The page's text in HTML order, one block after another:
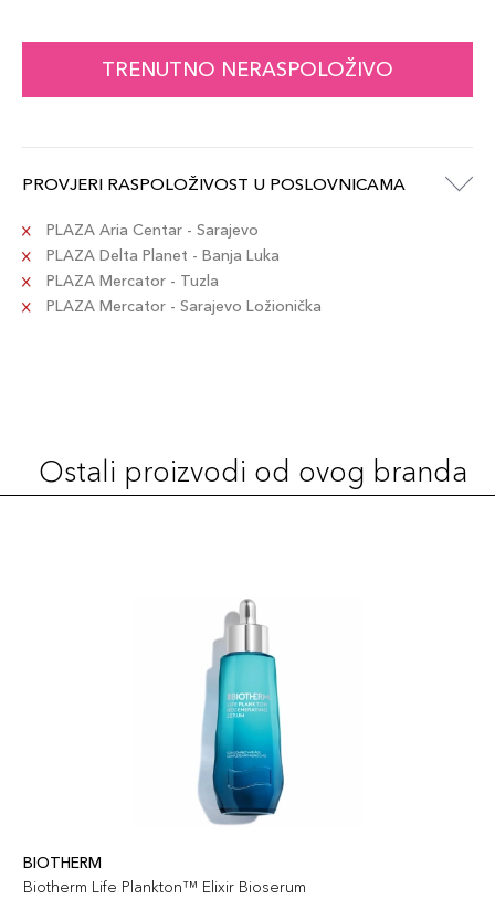
TRENUTNO NERASPOLOŽIVO
PROVJERI RASPOLOŽIVOST U POSLOVNICAMA
PLAZA Aria Centar - Sarajevo
PLAZA Delta Planet - Banja Luka
PLAZA Mercator - Tuzla
PLAZA Mercator - Sarajevo Ložionička
Ostali proizvodi od ovog branda
BIOTHERM
Biotherm Life Plankton™ Elixir Bioserum